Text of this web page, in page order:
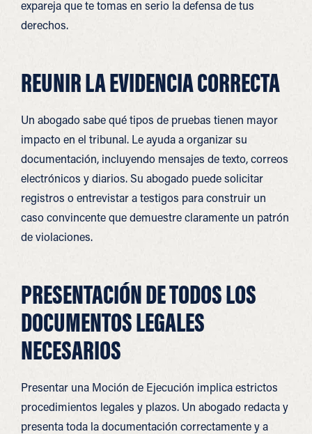
expareja que te tomas en serio la defensa de tus
derechos.
REUNIR LA EVIDENCIA CORRECTA
Un abogado sabe qué tipos de pruebas tienen mayor
impacto en el tribunal. Le ayuda a organizar su
documentación, incluyendo mensajes de texto, correos
electrónicos y diarios. Su abogado puede solicitar
registros o entrevistar a testigos para construir un
caso convincente que demuestre claramente un patrón
de violaciones.
PRESENTACIÓN DE TODOS LOS
DOCUMENTOS LEGALES
NECESARIOS
Presentar una Moción de Ejecución implica estrictos
procedimientos legales y plazos. Un abogado redacta y
presenta toda la documentación correctamente y a